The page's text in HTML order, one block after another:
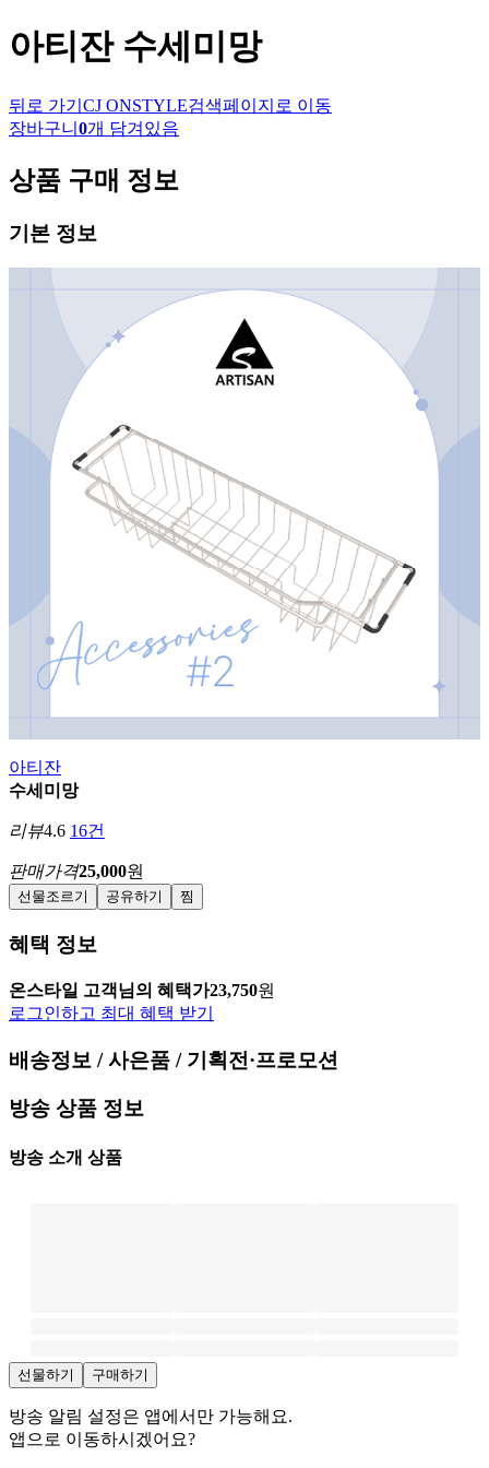
아티잔수세미망
뒤로 가기 CJ ONSTYLE검색페이지로 이동
장바구니 0개 담겨있음
상품 구매 정보
기본 정보
아티잔
수세미망
리뷰4.6 16건
판매가격25,000원
선물조르기 공유하기 찜
혜택 정보
온스타일 고객님의 혜택가23,750원
로그인하고 최대 혜택 받기
배송정보 / 사은품 / 기획전·프로모션
방송 상품 정보
방송 소개 상품
선물하기 구매하기
방송 알림 설정은 앱에서만 가능해요.
앱으로 이동하시겠어요?